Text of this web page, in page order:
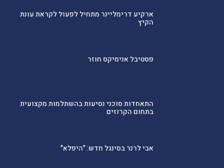
ארקיע דרימליינר מתחיל לפעול לקראת עונת
הקיץ
פסטיבל אנימיקס חוזר
התאחדות סוכני נסיעות בהשתלמות מקצועית
בתחום הקרוזים
אבי לרנר בסינגל חדש: "היפלא"